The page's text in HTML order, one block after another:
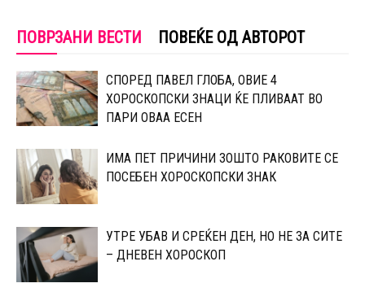
ПОВРЗАНИ ВЕСТИ ПОВЕЌЕ ОД АВТОРОТ
СПОРЕД ПАВЕЛ ГЛОБА, ОВИЕ 4
ХОРОСКОПСКИ ЗНАЦИ ЌЕ ПЛИВААТ ВО
ПАРИ ОВАА ЕСЕН
ИМА ПЕТ ПРИЧИНИ ЗОШТО РАКОВИТЕ СЕ
ПОСЕБЕН ХОРОСКОПСКИ ЗНАК
УТРЕ УБАВ И СРЕЌЕН ДЕН, НО НЕ ЗА СИТЕ
– ДНЕВЕН ХОРОСКОП